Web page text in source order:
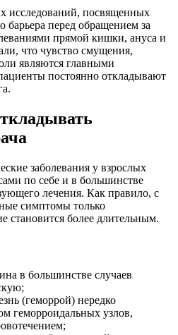
исследований, посвященных
барьера перед обращением за
прямой кишки, ануса и
что чувство смущения,
являются главными
постоянно откладывают
заболевания у взрослых
по себе и в большинстве
лечения. Как правило, с
симптомы только
становится более длительным.
в большинстве случаев
(геморрой) нередко
геморроидальных узлов,